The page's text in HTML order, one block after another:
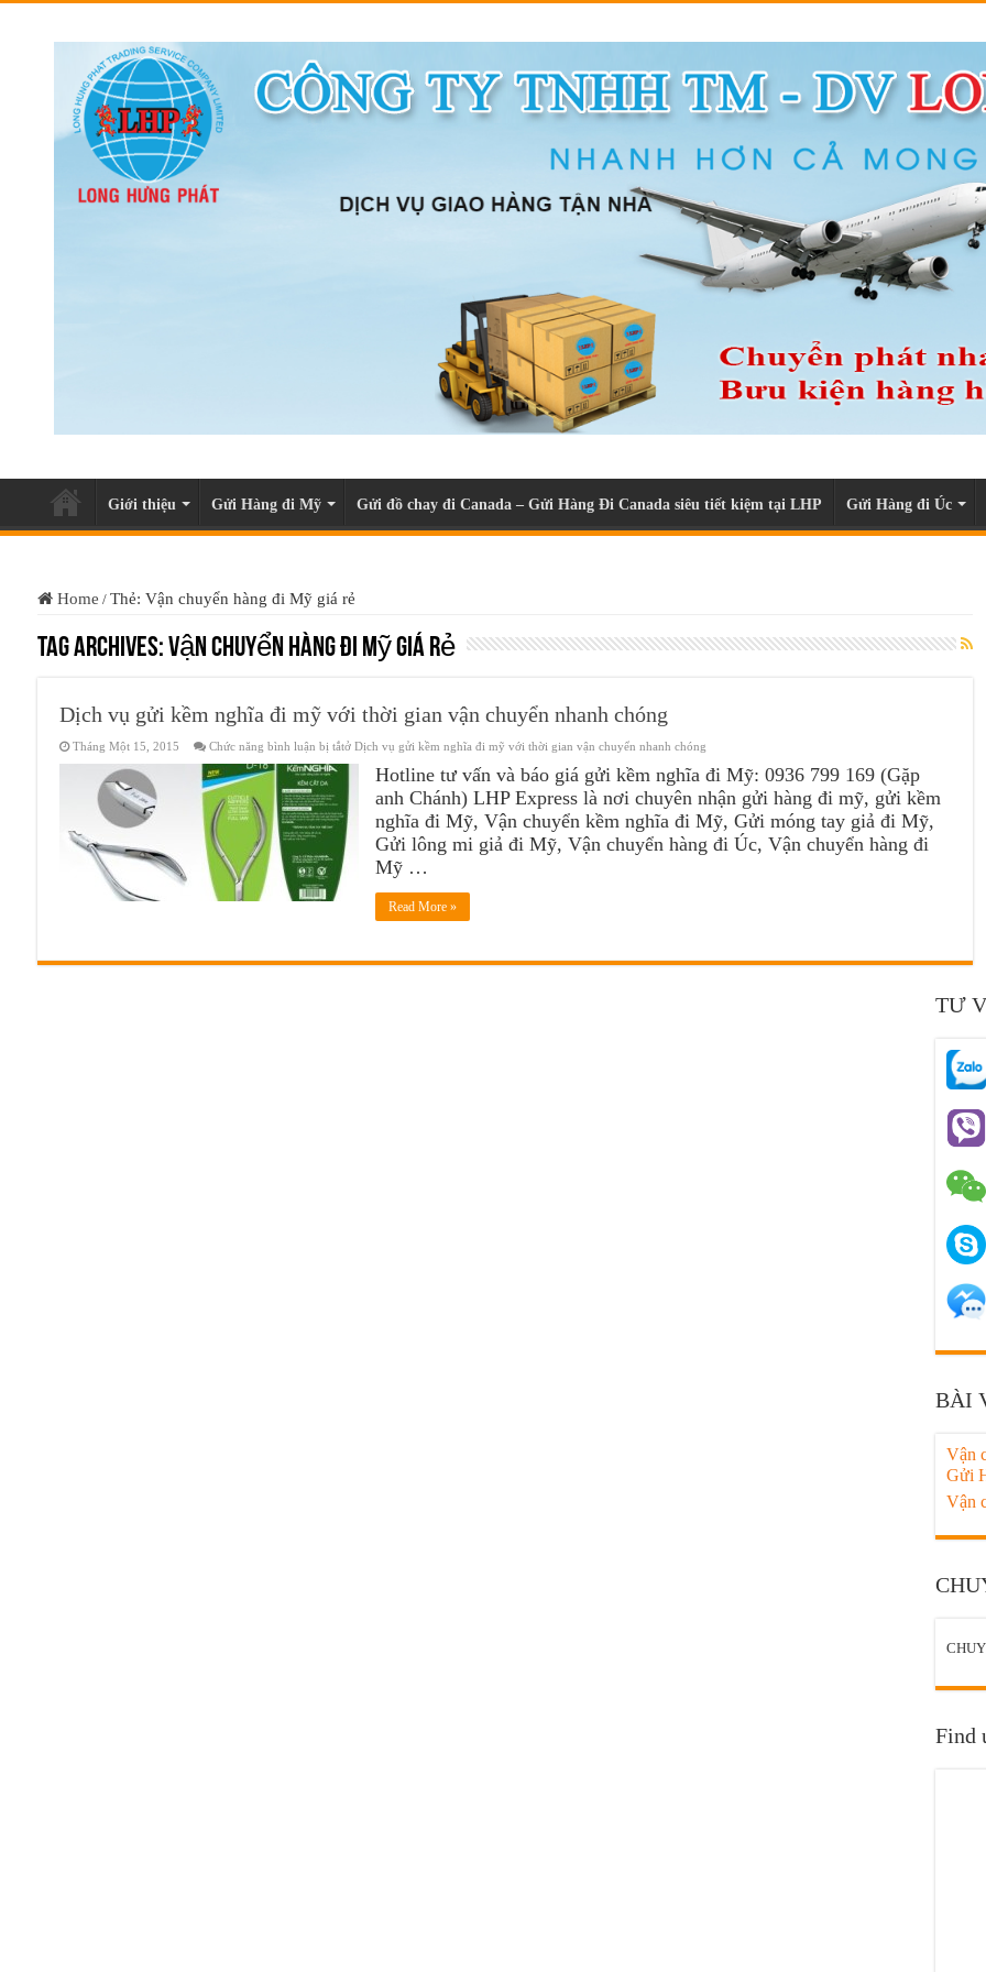
Giới thiệu Gửi Hàng đi Mỹ Gửi đồ chay đi Canada – Gửi Hàng Đi Canada siêu tiết kiệm tại LHP Gửi Hàng đi Úc
Home / Thẻ: Vận chuyển hàng đi Mỹ giá rẻ
Tag Archives:Vận chuyển hàng đi Mỹ giá rẻ
Dịch vụ gửi kềm nghĩa đi mỹ với thời gian vận chuyển nhanh chóng
Tháng Một 15, 2015 Chức năng bình luận bị tắtở Dịch vụ gửi kềm nghĩa đi mỹ với thời gian vận chuyển nhanh chóng
Hotline tư vấn và báo giá gửi kềm nghĩa đi Mỹ: 0936 799 169 (Gặp
anh Chánh) LHP Express là nơi chuyên nhận gửi hàng đi mỹ, gửi kềm
nghĩa đi Mỹ, Vận chuyển kềm nghĩa đi Mỹ, Gửi móng tay giả đi Mỹ,
Gửi lông mi giả đi Mỹ, Vận chuyển hàng đi Úc, Vận chuyển hàng đi
Mỹ …
Read More »
TƯ
BÀI
Vận
Gửi
Vận
Find